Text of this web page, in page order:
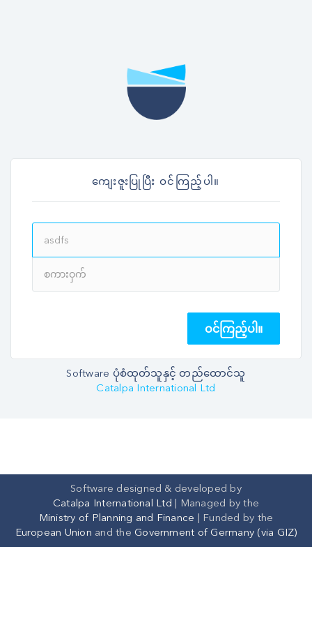
ကျေးဇူးပြုပြီး ဝင်ကြည့်ပါ။
ဝင်ကြည့်ပါ။
Software ပုံစံထုတ်သူနှင့် တည်ထောင်သူ
Catalpa International Ltd
Software designed & developed by
Catalpa International Ltd | Managed by the
Ministry of Planning and Finance | Funded by the
European Union and the Government of Germany (via GIZ)